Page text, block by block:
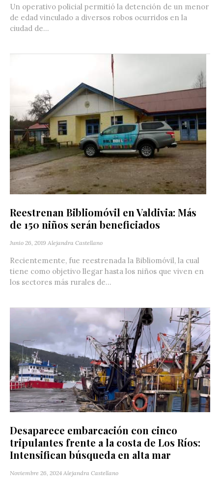
Un operativo policial permitió la detención de un menor
de edad vinculado a diversos robos ocurridos en la
ciudad de...
Reestrenan Bibliomóvil en Valdivia: Más
de 150 niños serán beneficiados
Junio 26, 2019 Alejandra Castellano
Recientemente, fue reestrenada la Bibliomóvil, la cual
tiene como objetivo llegar hasta los niños que viven en
los sectores más rurales de...
Desaparece embarcación con cinco
tripulantes frente a la costa de Los Ríos:
Intensifican búsqueda en alta mar
Noviembre 26, 2024 Alejandra Castellano